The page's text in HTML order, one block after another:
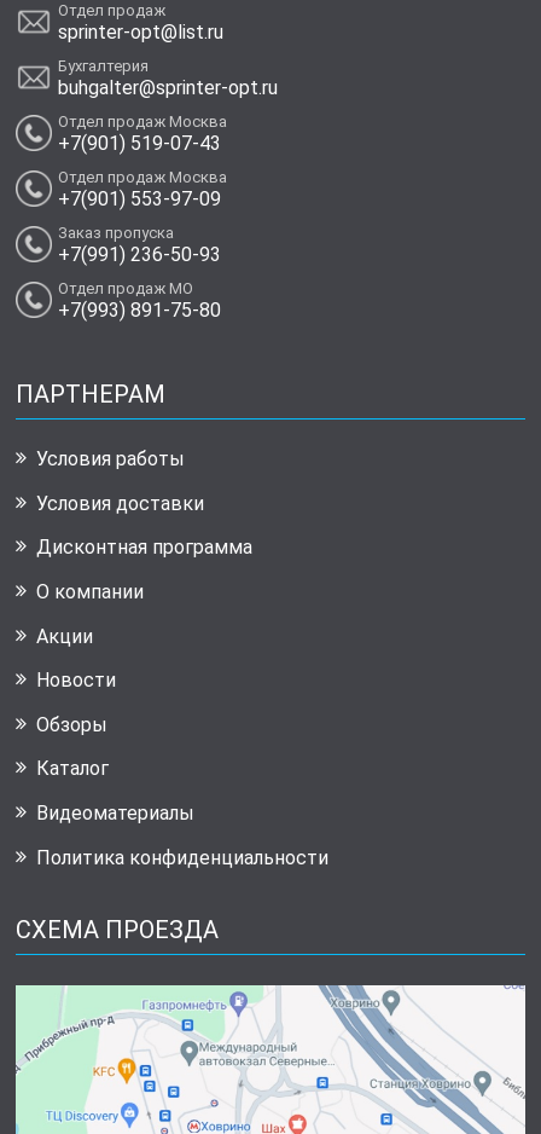
Отдел продаж
sprinter-opt@list.ru
Бухгалтерия
buhgalter@sprinter-opt.ru
Отдел продаж Москва
+7(901) 519-07-43
Отдел продаж Москва
+7(901) 553-97-09
Заказ пропуска
+7(991) 236-50-93
Отдел продаж МО
+7(993) 891-75-80
ПАРТНЕРАМ
Условия работы
Условия доставки
Дисконтная программа
О компании
Акции
Новости
Обзоры
Каталог
Видеоматериалы
Политика конфиденциальности
СХЕМА ПРОЕЗДА